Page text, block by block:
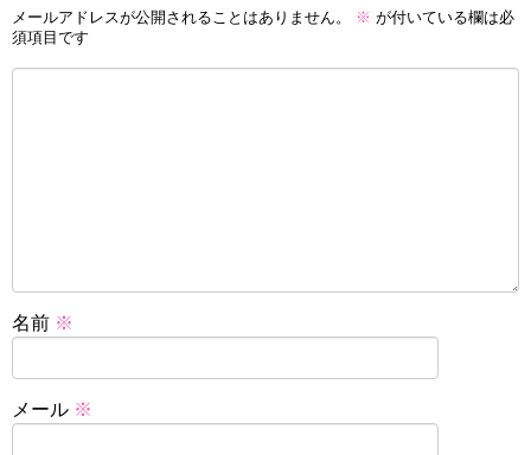
メールアドレスが公開されることはありません。 ※ が付いている欄は必
須項目です
名前 ※
メール ※